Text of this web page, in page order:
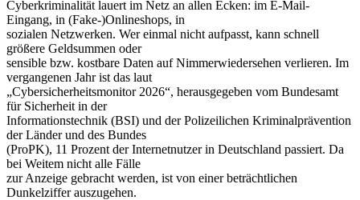
Cyberkriminalität lauert im Netz an allen Ecken: im E-Mail-
Eingang, in (Fake-)Onlineshops, in
sozialen Netzwerken. Wer einmal nicht aufpasst, kann schnell
größere Geldsummen oder
sensible bzw. kostbare Daten auf Nimmerwiedersehen verlieren. Im
vergangenen Jahr ist das laut
„Cybersicherheitsmonitor 2026“, herausgegeben vom Bundesamt
für Sicherheit in der
Informationstechnik (BSI) und der Polizeilichen Kriminalprävention
der Länder und des Bundes
(ProPK), 11 Prozent der Internetnutzer in Deutschland passiert. Da
bei Weitem nicht alle Fälle
zur Anzeige gebracht werden, ist von einer beträchtlichen
Dunkelziffer auszugehen.